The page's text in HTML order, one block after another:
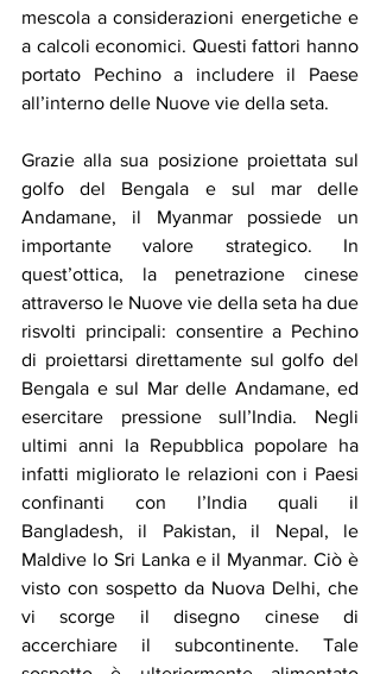
mescola a considerazioni energetiche e
a calcoli economici. Questi fattori hanno
portato Pechino a includere il Paese
all’interno delle Nuove vie della seta.
Grazie alla sua posizione proiettata sul
golfo del Bengala e sul mar delle
Andamane, il Myanmar possiede un
importante valore strategico. In
quest’ottica, la penetrazione cinese
attraverso le Nuove vie della seta ha due
risvolti principali: consentire a Pechino
di proiettarsi direttamente sul golfo del
Bengala e sul Mar delle Andamane, ed
esercitare pressione sull’India. Negli
ultimi anni la Repubblica popolare ha
infatti migliorato le relazioni con i Paesi
confinanti con l’India quali il
Bangladesh, il Pakistan, il Nepal, le
Maldive lo Sri Lanka e il Myanmar. Ciò è
visto con sospetto da Nuova Delhi, che
vi scorge il disegno cinese di
accerchiare il subcontinente. Tale